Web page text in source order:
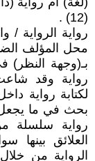
(12) .
رواية الرواية /
محل المؤلف
بـ(وجهة النظر)
رواية وقد
بحث في ما يجعل
رواية سلسلة
العلائق بينها
الرواية من